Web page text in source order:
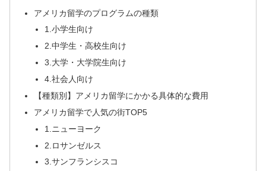
アメリカ留学のプログラムの種類
1.小学生向け
2.中学生・高校生向け
3.大学・大学院生向け
4.社会人向け
【種類別】アメリカ留学にかかる具体的な費用
アメリカ留学で人気の街TOP5
1.ニューヨーク
2.ロサンゼルス
3.サンフランシスコ